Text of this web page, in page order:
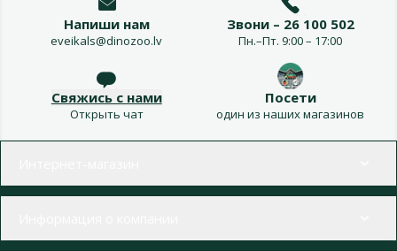
Напиши нам
eveikals@dinozoo.lv
Звони – 26 100 502
Пн.–Пт. 9:00 – 17:00
Свяжись с нами
Открыть чат
Посети
один из наших магазинов